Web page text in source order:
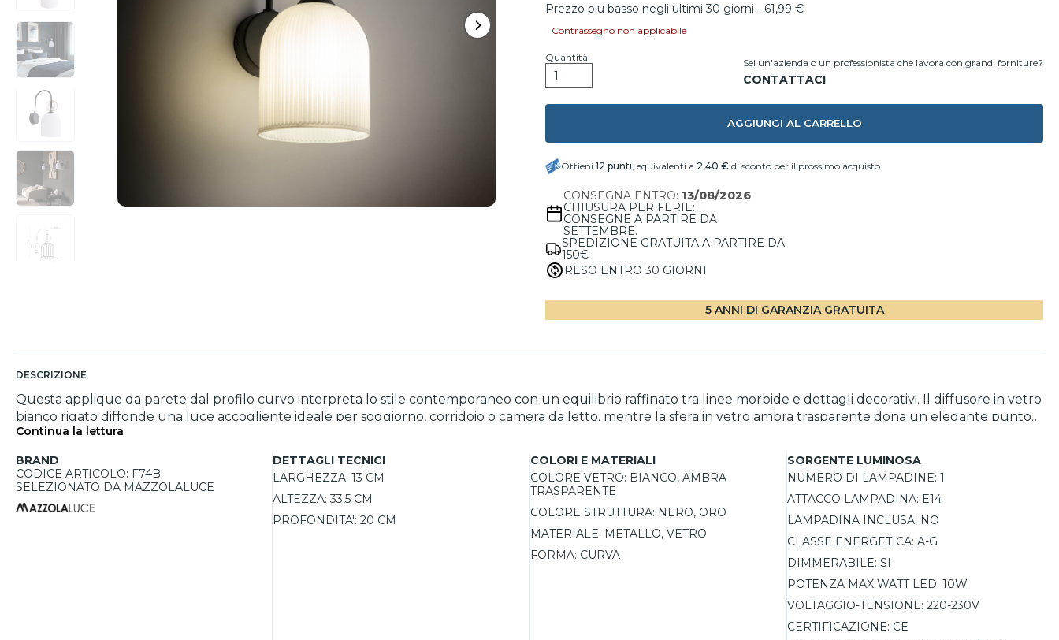
Prezzo piu basso negli ultimi 30 giorni - 61,99 €
Contrassegno non applicabile
Quantità Sei un'azienda o un professionista che lavora con grandi forniture?
AGGIUNGI AL CARRELLO
Ottieni 12 punti, equivalenti a 2,40 € di sconto per il prossimo acquisto
CONSEGNA ENTRO: 13/08/2026
CHIUSURA PER FERIE:
CONSEGNE A PARTIRE DA
SETTEMBRE.
SPEDIZIONE GRATUITA A PARTIRE DA
150€
RESO ENTRO 30 GIORNI
5 ANNI DI GARANZIA GRATUITA
DESCRIZIONE
Questa applique da parete dal profilo curvo interpreta lo stile contemporaneo con un equilibrio raffinato tra linee morbide e dettagli decorativi. Il diffusore in vetro
bianco rigato diffonde una luce accogliente ideale per soggiorno, corridoio o camera da letto, mentre la sfera in vetro ambra trasparente dona un elegante punto
luce decorativo. La struttura in metallo nero con inserti oro valorizza ambienti moderni e glamour. Compatibile con 1 lampadina E14 fino a 10W LED, offre una
soluzione pratica e ricercata per illuminare pareti con stile.
Continua la lettura
BRAND
CODICE ARTICOLO: F74B
SELEZIONATO DA MAZZOLALUCE
DETTAGLI TECNICI
LARGHEZZA: 13 CM
ALTEZZA: 33,5 CM
PROFONDITA': 20 CM
COLORI E MATERIALI
COLORE VETRO: BIANCO, AMBRA
TRASPARENTE
COLORE STRUTTURA: NERO, ORO
MATERIALE: METALLO, VETRO
FORMA: CURVA
SORGENTE LUMINOSA
NUMERO DI LAMPADINE: 1
ATTACCO LAMPADINA: E14
LAMPADINA INCLUSA: NO
CLASSE ENERGETICA: A-G
DIMMERABILE: SI
POTENZA MAX WATT LED: 10W
VOLTAGGIO-TENSIONE: 220-230V
CERTIFICAZIONE: CE